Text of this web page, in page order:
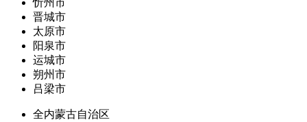
忻州市
晋城市
太原市
阳泉市
运城市
朔州市
吕梁市
全内蒙古自治区